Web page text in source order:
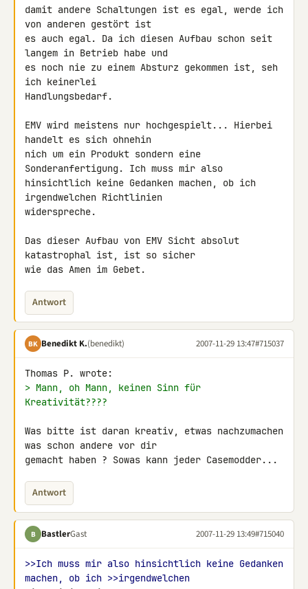
damit andere Schaltungen ist es egal, werde ich
von anderen gestört ist
es auch egal. Da ich diesen Aufbau schon seit
langem in Betrieb habe und
es noch nie zu einem Absturz gekommen ist, seh
ich keinerlei
Handlungsbedarf.
EMV wird meistens nur hochgespielt... Hierbei
handelt es sich ohnehin
nich um ein Produkt sondern eine
Sonderanfertigung. Ich muss mir also
hinsichtlich keine Gedanken machen, ob ich
irgendwelchen Richtlinien
widerspreche.
Das dieser Aufbau von EMV Sicht absolut
katastrophal ist, ist so sicher
wie das Amen im Gebet.
Antwort
BK Benedikt K.(benedikt) 2007-11-29 13:47#715037
> Mann, oh Mann, keinen Sinn für
Kreativität????
Was bitte ist daran kreativ, etwas nachzumachen
was schon andere vor dir
gemacht haben ? Sowas kann jeder Casemodder...
Antwort
B BastlerGast 2007-11-29 13:49#715040
>>Ich muss mir also hinsichtlich keine Gedanken
machen, ob ich >>irgendwelchen